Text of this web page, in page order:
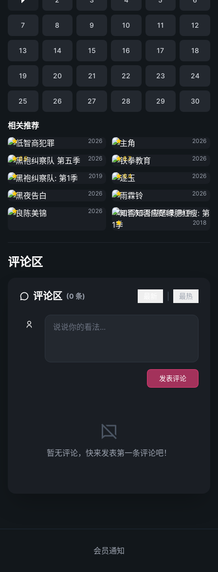
7 8 9 10 11 12
13 14 15 16 17 18
19 20 21 22 23 24
25 26 27 28 29 30
相关推荐
低智商犯罪
2026
2026
黑袍纠察队 第五季
6.6
2026
铁拳教育
8.7
2026
黑袍纠察队: 第1季
2019
逐玉
6.4
2026
黑夜告白
2026
雨霖铃
2026
良陈美锦
2026
知否知否应是绿肥红瘦: 第1季
2018
评论区
评论区 (0 条) 最热
发表评论
暂无评论，快来发表第一条评论吧！
会员通知